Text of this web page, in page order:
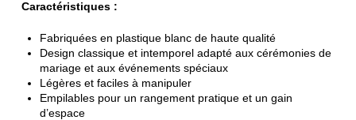
Caractéristiques :
Fabriquées en plastique blanc de haute qualité
Design classique et intemporel adapté aux cérémonies de
mariage et aux événements spéciaux
Légères et faciles à manipuler
Empilables pour un rangement pratique et un gain
d’espace